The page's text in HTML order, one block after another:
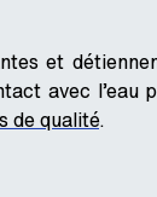
et
avec l’eau
de qualité.